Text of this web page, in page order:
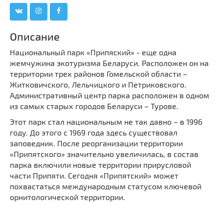
Мечети
Синагоги
Часовни
Кирхи
Кладбище
Культурные центры
Театры
Галереи
Концертные залы
Выберите направление
Описание
Национальный парк «Припяский» - еще одна
жемчужина экотуризма Беларуси. Расположен он на
территории трех районов Гомельской области –
Житковичского, Лельчицкого и Петриковского.
Административный центр парка расположен в одном
из самых старых городов Беларуси – Турове.
Этот парк стал национальным не так давно – в 1996
году. До этого с 1969 года здесь существовал
заповедник. После реорганизации территории
«Припятского» значительно увеличилась, в состав
парка включили новые территории прирусловой
части Припяти. Сегодня «Припятский» может
похвастаться международным статусом ключевой
орнитологической территории.